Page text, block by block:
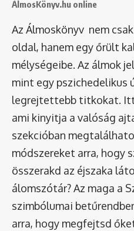
ÁlmosKönyv.hu online
Az Álmoskönyv nem
oldal, hanem egy őrült
mélységeibe. Az álmok
mint egy pszichedelikus
legrejtettebb titkokat. Itt
ami kinyitja a valóság
szekcióban
módszereket arra, hogy
összerakd az éjszaka
álomszótár? Az maga a
szimbólumai
arra, hogy megfejtsd